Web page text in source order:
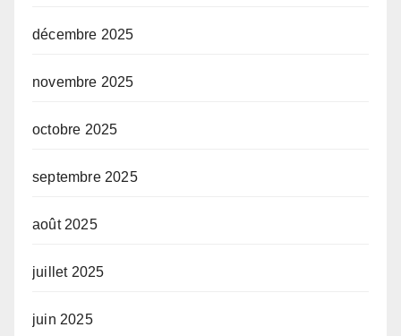
décembre 2025
novembre 2025
octobre 2025
septembre 2025
août 2025
juillet 2025
juin 2025